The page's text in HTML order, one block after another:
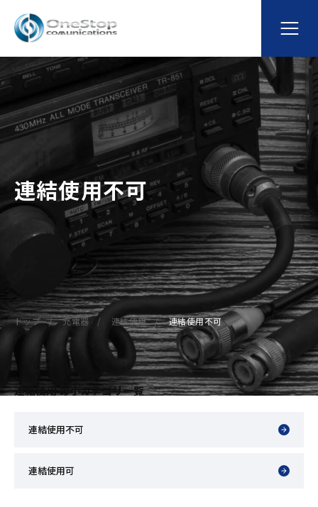
連結使用不可
トップ 充電器 連結使用 連結使用不可
連結使用 の小カテゴリ一覧
連結使用不可
連結使用可